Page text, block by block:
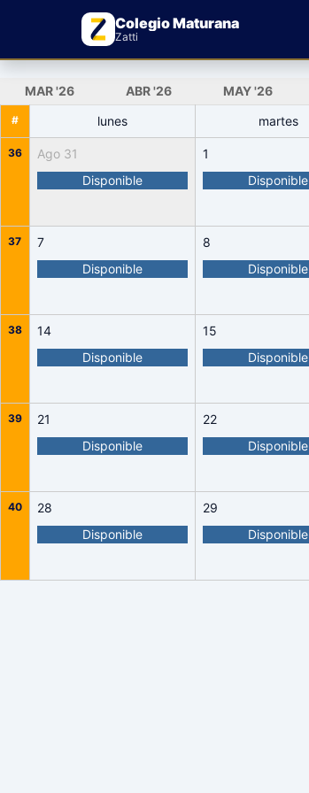
Colegio Maturana
Zatti
MAR'26 ABR'26 MAY'26
# lunes martes
36
Ago 31
Disponible
1
Disponible
37
7
Disponible
8
Disponible
38
14
Disponible
15
Disponible
39
21
Disponible
22
Disponible
40
28
Disponible
29
Disponible